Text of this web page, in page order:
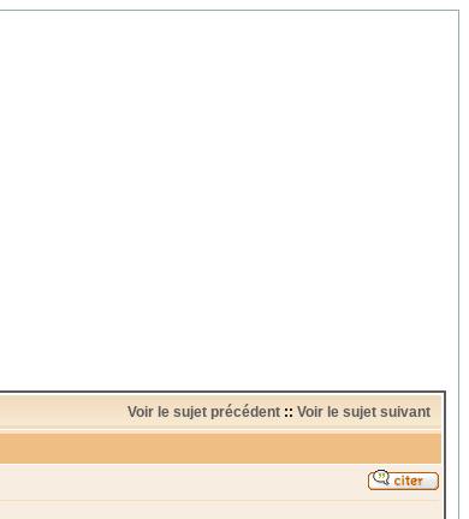
Voir le sujet précédent :: Voir le sujet suivant